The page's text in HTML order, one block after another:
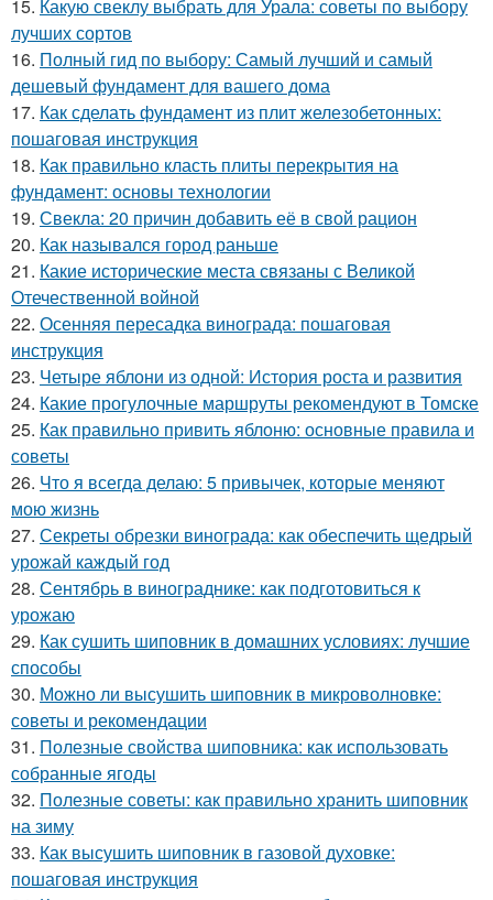
15. Какую свеклу выбрать для Урала: советы по выбору
лучших сортов
16. Полный гид по выбору: Самый лучший и самый
дешевый фундамент для вашего дома
17. Как сделать фундамент из плит железобетонных:
пошаговая инструкция
18. Как правильно класть плиты перекрытия на
фундамент: основы технологии
19. Свекла: 20 причин добавить её в свой рацион
20. Как назывался город раньше
21. Какие исторические места связаны с Великой
Отечественной войной
22. Осенняя пересадка винограда: пошаговая
инструкция
23. Четыре яблони из одной: История роста и развития
24. Какие прогулочные маршруты рекомендуют в Томске
25. Как правильно привить яблоню: основные правила и
советы
26. Что я всегда делаю: 5 привычек, которые меняют
мою жизнь
27. Секреты обрезки винограда: как обеспечить щедрый
урожай каждый год
28. Сентябрь в винограднике: как подготовиться к
урожаю
29. Как сушить шиповник в домашних условиях: лучшие
способы
30. Можно ли высушить шиповник в микроволновке:
советы и рекомендации
31. Полезные свойства шиповника: как использовать
собранные ягоды
32. Полезные советы: как правильно хранить шиповник
на зиму
33. Как высушить шиповник в газовой духовке:
пошаговая инструкция